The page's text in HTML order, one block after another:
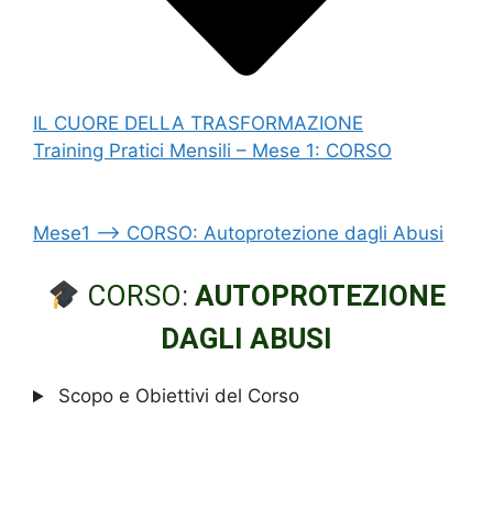
IL CUORE DELLA TRASFORMAZIONE
Training Pratici Mensili – Mese 1: CORSO
Mese1 –> CORSO: Autoprotezione dagli Abusi
CORSO: AUTOPROTEZIONE
DAGLI ABUSI
Scopo e Obiettivi del Corso